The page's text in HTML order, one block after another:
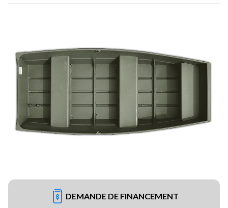
DEMANDE DE FINANCEMENT